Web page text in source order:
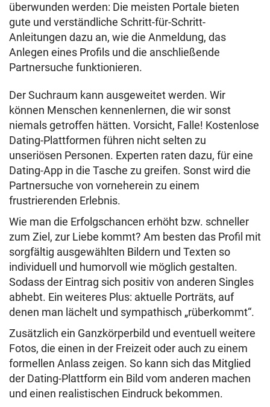
überwunden werden: Die meisten Portale bieten
gute und verständliche Schritt-für-Schritt-
Anleitungen dazu an, wie die Anmeldung, das
Anlegen eines Profils und die anschließende
Partnersuche funktionieren.
Der Suchraum kann ausgeweitet werden. Wir
können Menschen kennenlernen, die wir sonst
niemals getroffen hätten. Vorsicht, Falle! Kostenlose
Dating-Plattformen führen nicht selten zu
unseriösen Personen. Experten raten dazu, für eine
Dating-App in die Tasche zu greifen. Sonst wird die
Partnersuche von vorneherein zu einem
frustrierenden Erlebnis.
Wie man die Erfolgschancen erhöht bzw. schneller
zum Ziel, zur Liebe kommt? Am besten das Profil mit
sorgfältig ausgewählten Bildern und Texten so
individuell und humorvoll wie möglich gestalten.
Sodass der Eintrag sich positiv von anderen Singles
abhebt. Ein weiteres Plus: aktuelle Porträts, auf
denen man lächelt und sympathisch „rüberkommt“.
Zusätzlich ein Ganzkörperbild und eventuell weitere
Fotos, die einen in der Freizeit oder auch zu einem
formellen Anlass zeigen. So kann sich das Mitglied
der Dating-Plattform ein Bild vom anderen machen
und einen realistischen Eindruck bekommen.